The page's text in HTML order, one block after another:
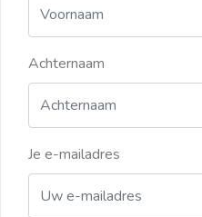
Achternaam
Je e-mailadres